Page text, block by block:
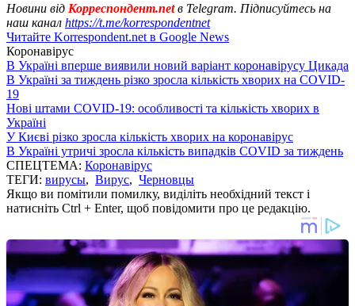
Новини від Корреспондент.netв Telegram. Підписуйтесь на
наш канал https://t.me/korrespondentnet
Читайте Korrespondent.net в Google News
Коронавірус
В Україні вперше виявили новий варіант коронавірусу Цикада
В Україні за тиждень різко зросла кількість хворих на COVID-
19
Нові штами COVID-19: особливості та кількість хворих в
Україні
У Києві різко зросла кількість хворих на коронавірус
В Україні утричі зросла кількість випадків COVID за тиждень
СПЕЦТЕМА: Коронавірус
ТЕГИ: вирусы, Вирус, Черновцы
Якщо ви помітили помилку, виділіть необхідний текст і
натисніть Ctrl + Enter, щоб повідомити про це редакцію.